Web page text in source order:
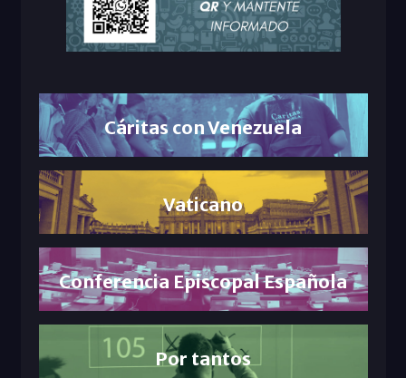
Cáritas con Venezuela
Vaticano
Conferencia Episcopal Española
Por tantos